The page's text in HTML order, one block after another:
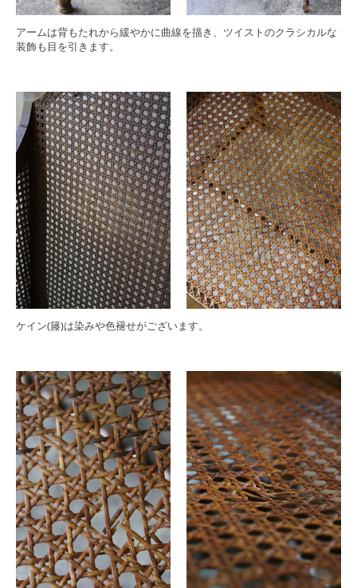
アームは背もたれから緩やかに曲線を描き、ツイストのクラシカルな
装飾も目を引きます。
ケイン(籐)は染みや色褪せがございます。